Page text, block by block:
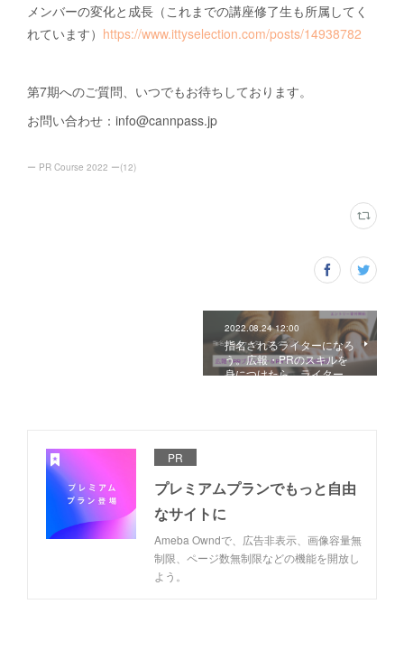
メンバーの変化と成長（これまでの講座修了生も所属してく
れています） https://www.ittyselection.com/posts/14938782
第7期へのご質問、いつでもお待ちしております。
お問い合わせ：info@cannpass.jp
ー PR Course 2022 ー(12)
2022.08.24 12:00
指名されるライターになろ
う。広報・PRのスキルを
身につけたら、ライター…
PR
プレミアムプランでもっと自由
なサイトに
Ameba Owndで、広告非表示、画像容量無
制限、ページ数無制限などの機能を開放し
よう。